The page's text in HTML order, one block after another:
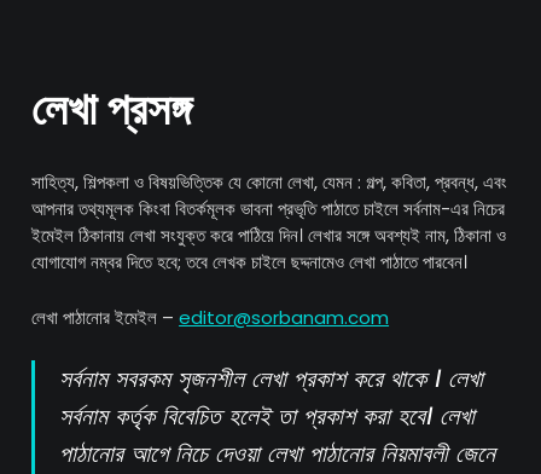
লেখা প্রসঙ্গ
সাহিত্য, শিল্পকলা ও বিষয়ভিত্তিক যে কোনো লেখা, যেমন : গল্প, কবিতা, প্রবন্ধ, এবং
আপনার তথ্যমূলক কিংবা বিতর্কমূলক ভাবনা প্রভৃতি পাঠাতে চাইলে সর্বনাম-এর নিচের
ইমেইল ঠিকানায় লেখা সংযুক্ত করে পাঠিয়ে দিন। লেখার সঙ্গে অবশ্যই নাম, ঠিকানা ও
যোগাযোগ নম্বর দিতে হবে; তবে লেখক চাইলে ছদ্দনামেও লেখা পাঠাতে পারবেন।
লেখা পাঠানোর ইমেইল –editor@sorbanam.com
সর্বনাম সবরকম সৃজনশীল লেখা প্রকাশ করে থাকে । লেখা
সর্বনাম কর্তৃক বিবেচিত হলেই তা প্রকাশ করা হবে। লেখা
পাঠানোর আগে নিচে দেওয়া লেখা পাঠানোর নিয়মাবলী জেনে